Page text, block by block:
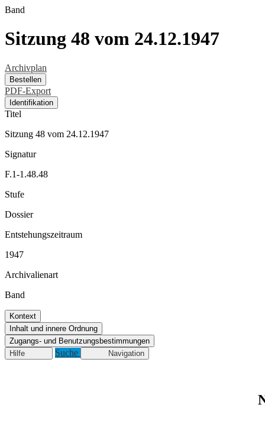
Band
Sitzung 48 vom 24.12.1947
Archivplan
Bestellen
PDF-Export
Identifikation
Titel
Sitzung 48 vom 24.12.1947
Signatur
F.1-1.48.48
Stufe
Dossier
Entstehungszeitraum
1947
Archivalienart
Band
Kontext
Inhalt und innere Ordnung
Zugangs- und Benutzungsbestimmungen
Hilfe
Suche Navigation